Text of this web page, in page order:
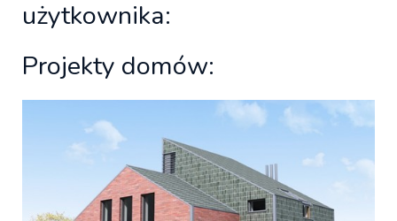
użytkownika:
Projekty domów: